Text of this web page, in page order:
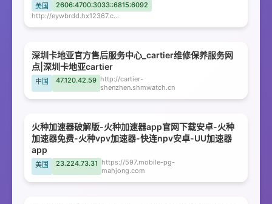
美国
2606:4700:3033::6815:6092
http://eywbrdd.hx12367.com
深圳卡地亚官方售后服务中心_cartier维修保养服务网
点|深圳卡地亚cartier
中国 47.120.42.59 http://cartier-
shenzhen.shmwatch.cn
火种加速器破解版-火种加速器app官网下载安卓-火种
加速器免费-火种vpv加速器-快连npv安卓-UU加速器
app
美国 23.224.73.31 https://597.mobile-pg-
mahjong.com